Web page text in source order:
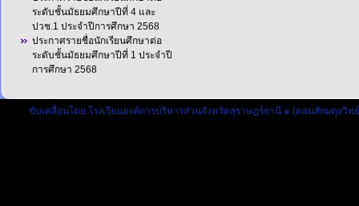
ระดับชั้นมัธยมศึกษาปีที่ 4 และ
ปวช.1 ประจำปีการศึกษา 2568
ประกาศรายชื่อนักเรียนศึกษาต่อ
ระดับชั้นมัธยมศึกษาปีที่ 1 ประจำปี
การศึกษา 2568
ขับเคลื่อนโดย โรงเรียนองค์การบริหารส่วนจังหวัดสุราษฎร์ธานี ๑ (ดอนสักผดุงวิท